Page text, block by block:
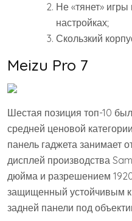
Не «тянет»
настройках;
Скользкий
Meizu Pro 7
Шестая позиция топ-10
средней ценовой
панель гаджета занимает
дисплей производства
дюйма и разрешением
защищенный устойчивым
задней панели под